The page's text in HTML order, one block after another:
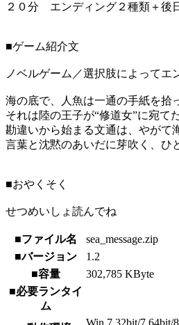
２０分 エンディング２種類＋後
■ゲーム紹介文
ノベルゲーム／選択肢によってエ
海の底で、人魚は一通の手紙を拾
それは陸の王子が“修道女”に宛て
勘違いから始まる文通は、やが
言葉と沈黙のあいだに芽吹く、ひ
■おやくそく
せつめいしょ読んでね
■ファイル名
sea_message.zip
■バージョン
1.2
■容量
302,785 KByte
■必要ランタイ
ム
Win 7 32bit/7 64bit/